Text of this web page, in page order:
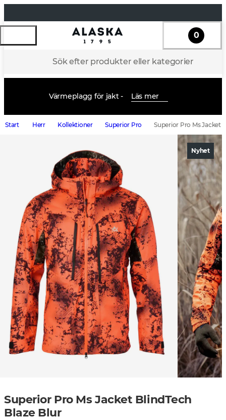
Sök efter produkter eller kategorier
0
Värmeplagg för jakt - Läs mer
Start Herr Kollektioner Superior Pro Superior Pro Ms Jacket
Nyhet
Superior Pro Ms Jacket BlindTech
Blaze Blur